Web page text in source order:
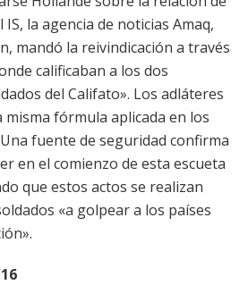
la agencia de noticias Amaq,
mandó la reivindicación a través
calificaban a los dos
del Califato». Los adláteres
misma fórmula aplicada en los
fuente de seguridad confirma
en el comienzo de esta escueta
que estos actos se realizan
«a golpear a los países